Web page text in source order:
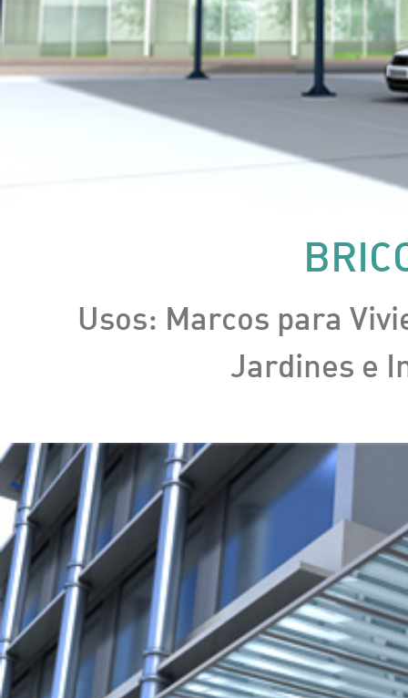
Usos: Marcos para
Jardines e